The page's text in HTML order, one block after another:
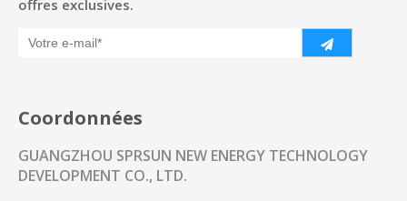
offres exclusives.
Coordonnées
GUANGZHOU SPRSUN NEW ENERGY TECHNOLOGY
DEVELOPMENT CO., LTD.